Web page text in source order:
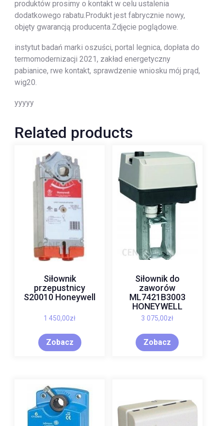
produktów prosimy o kontakt w celu ustalenia
dodatkowego rabatu.Produkt jest fabrycznie nowy,
objęty gwarancją producenta.Zdjęcie poglądowe.
instytut badań marki oszuści, portal legnica, dopłata do
termomodernizacji 2021, zakład energetyczny
pabianice, rwe kontakt, sprawdzenie wniosku mój prąd,
wig20.
yyyyy
Related products
Siłownik
przepustnicy
S20010 Honeywell
1 450,00zł
Zobacz
Siłownik do
zaworów
ML7421B3003
HONEYWELL
3 075,00zł
Zobacz